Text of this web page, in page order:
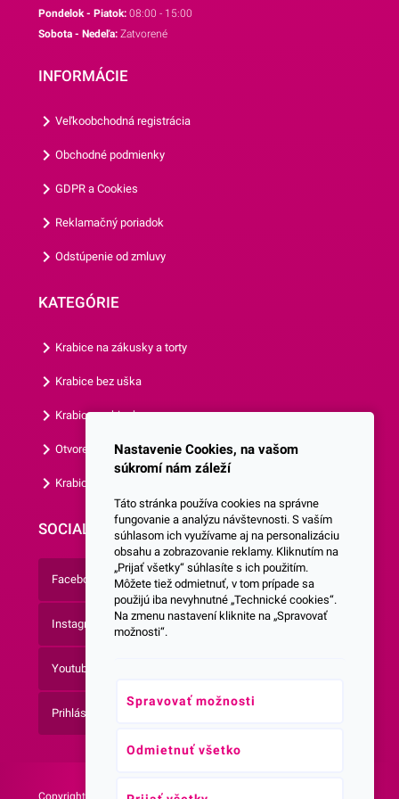
a poranení,sú mimoriadne
ľahké, skladné a jednoduché
tematickým potlačiam viete
má priemer 22,7 cm a jedno
balenie obsahuje 8 kusov
prezrieť si aj ostatné párty
doplnky z našej ponuky.
Pondelok - Piatok: 08:00 - 15:00
Sobota - Nedeľa: Zatvorené
INFORMÁCIE
Veľkoobchodná registrácia
Obchodné podmienky
GDPR a Cookies
Reklamačný poriadok
Odstúpenie od zmluvy
KATEGÓRIE
Krabice na zákusky a torty
Krabice bez uška
Krabice s okienkom
Otvorená krabica
Krabice s vlastným logom
SOCIALNE SIETE
Facebook
Instagram
Youtube
Prihlásenie do Newsletteru
Copyright © 2026 -
Nastavenie Cookies, na vašom
súkromí nám záleží
Táto stránka používa cookies na správne
fungovanie a analýzu návštevnosti. S vaším
súhlasom ich využívame aj na personalizáciu
obsahu a zobrazovanie reklamy. Kliknutím na
„Prijať všetky“ súhlasíte s ich použitím.
Môžete tiež odmietnuť, v tom prípade sa
použijú iba nevyhnutné „Technické cookies“.
Na zmenu nastavení kliknite na „Spravovať
možnosti“.
Spravovať možnosti
Odmietnuť všetko